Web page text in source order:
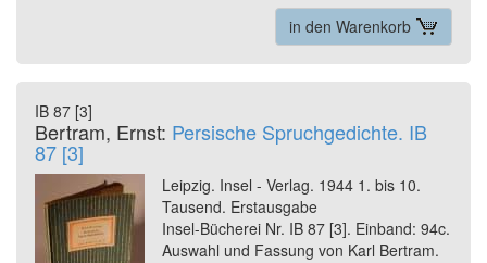
in den Warenkorb
IB 87 [3]
Bertram, Ernst: Persische Spruchgedichte. IB
87 [3]
Leipzig. Insel - Verlag. 1944 1. bis 10.
Tausend. Erstausgabe
Insel-Bücherei Nr. IB 87 [3]. Einband: 94c.
Auswahl und Fassung von Karl Bertram.